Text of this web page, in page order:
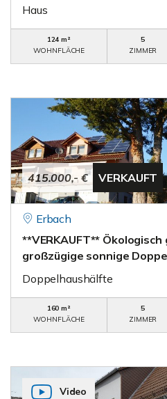
Haus
124 m²
WOHNFLÄCHE
5
ZIMMER
415.000,- € VERKAUFT
Erbach
**VERKAUFT**
großzügige sonnige
Doppelhaushälfte
160 m²
WOHNFLÄCHE
5
ZIMMER
Video